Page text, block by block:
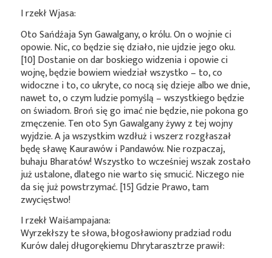
I rzekł Wjasa:
Oto Sańdźaja Syn Gawalgany, o królu. On o wojnie ci
opowie. Nic, co będzie się działo, nie ujdzie jego oku.
[10] Dostanie on dar boskiego widzenia i opowie ci
wojnę, będzie bowiem wiedział wszystko – to, co
widoczne i to, co ukryte, co nocą się dzieje albo we dnie,
nawet to, o czym ludzie pomyślą – wszystkiego będzie
on świadom. Broń się go imać nie będzie, nie pokona go
zmęczenie. Ten oto Syn Gawalgany żywy z tej wojny
wyjdzie. A ja wszystkim wzdłuż i wszerz rozgłaszał
będę sławę Kaurawów i Pandawów. Nie rozpaczaj,
buhaju Bharatów! Wszystko to wcześniej wszak zostało
już ustalone, dlatego nie warto się smucić. Niczego nie
da się już powstrzymać. [15] Gdzie Prawo, tam
zwycięstwo!
I rzekł Waiśampajana:
Wyrzekłszy te słowa, błogosławiony pradziad rodu
Kurów dalej długorękiemu Dhrytarasztrze prawił: